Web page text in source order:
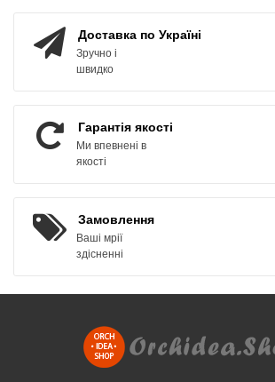
Доставка по Україні
Зручно і
швидко
Гарантія якості
Ми впевнені в
якості
Замовлення
Ваші мрії
здісненні